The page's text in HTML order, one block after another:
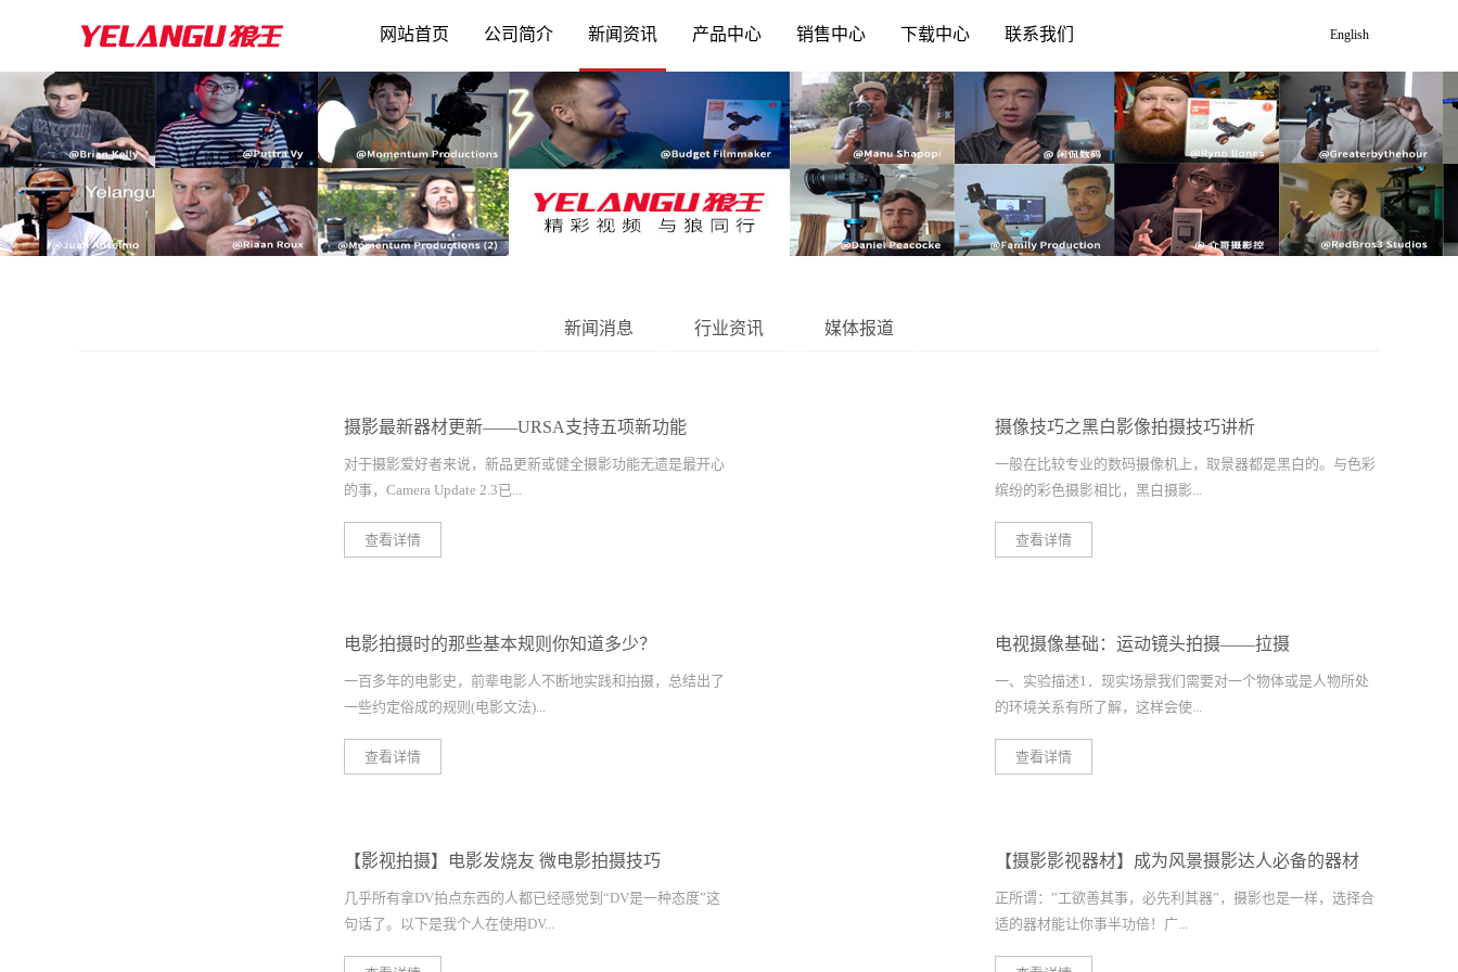
English
网站首页 公司简介 新闻资讯 产品中心 销售中心 下载中心 联系我们
新闻消息 行业资讯 媒体报道
摄影最新器材更新——URSA支持五项新功能
对于摄影爱好者来说，新品更新或健全摄影功能无遗是最开心
的事，Camera Update 2.3已...
支持150fps帧率1920 x 1080记录的HD窗口模式;支持
ProRes 444 XQ格式;支持在两张CFast 2卡上同时记录RAW，以
实现更高的RAW记录帧率;支持新的V2 4K URSA图像传感器，
可以选择最高150fps以实现慢动作效果和其他创意拍摄方式。
即使在记录高帧率时，窗口模式也可以使码流保持在较低的水
传感器记录时更高的帧率。 2、新的ProRes 444 XQ编解码器让
容DaVinci...
查看详情
摄像技巧之黑白影像拍摄技巧讲析
一般在比较专业的数码摄像机上，取景器都是黑白的。与色彩
缤纷的彩色摄影相比，黑白摄影...
带特效的方式来运行，与之相近的还有褐色，一般用来表现怀
旧的感觉。我们要拍摄好一段黑白影像，需要注意哪些问题
呢？选择合适的题材不是什么题材都可以用黑白片来表现。一
我们无法想象如果《穿普拉达的魔鬼》用黑白片能否还原出时
尚杂志女主编奢华的品位．正如我们无法预料《晚安，好运》
老人，对此非常忌讳。难道黑白片在现在的社会中就无用武之
战士的怀念和尊敬之情，电视台所制作出的宣传片大都采用了
黑白片的方式，让人看了之后不禁对烈士肃然起敬。创造性地
用光光在摄像上有两个基本功用：一是使数码摄像机感光；二
查看详情
电影拍摄时的那些基本规则你知道多少？
一百多年的电影史，前辈电影人不断地实践和拍摄，总结出了
一些约定俗成的规则(电影文法)...
规则。有那么一些导演，他们出于何种目的不得而知，他们或
许是天才，也或许是疯子，但他们敢于打破这些“金科玉律”，
创造新的电影表达方式。 小津安二郎 — 超越轴线 轴线一般是
拍摄对话时，机位的变化和调度必须在轴线的一侧进行，如果
查看详情
电视摄像基础：运动镜头拍摄——拉摄
一、实验描述1．现实场景我们需要对一个物体或是人物所处
的环境关系有所了解，这样会使...
的场景吗？拉摄是模拟人们日常生活中离开的一种视觉体验，
它是运动拍摄的一种。通过拉摄，可以使观众知道拍摄对象所
处的环境。拍摄过程中，主体与环境的位置关系，摄像机的摆
本实验通过拉镜头的拍摄，来了解和掌握运动镜头拍摄中拉摄
查看详情
【影视拍摄】电影发烧友 微电影拍摄技巧
几乎所有拿DV拍点东西的人都已经感觉到“DV是一种态度”这
句话了。以下是我个人在使用DV...
【摄影影视器材】成为风景摄影达人必备的器材
正所谓：”工欲善其事，必先利其器”，摄影也是一样，选择合
适的器材能让你事半功倍！广...